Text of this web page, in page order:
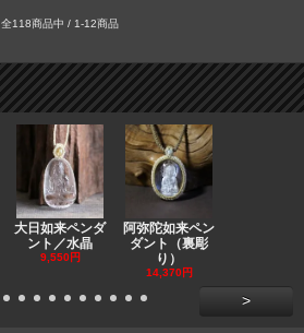
全118商品中 / 1-12商品
大日如来ペンダ
ント／水晶
9,550円
阿弥陀如来ペン
ダント（裏彫
り）
14,370円
>